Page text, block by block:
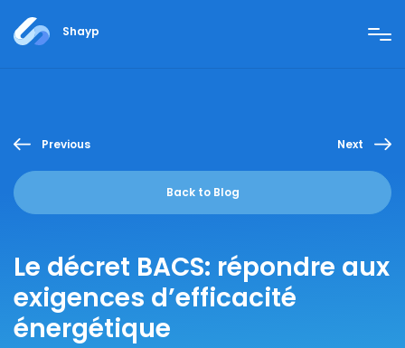
Shayp
Previous
Back to Blog
Next
Le décret BACS: répondre aux
exigences d’efficacité
énergétique